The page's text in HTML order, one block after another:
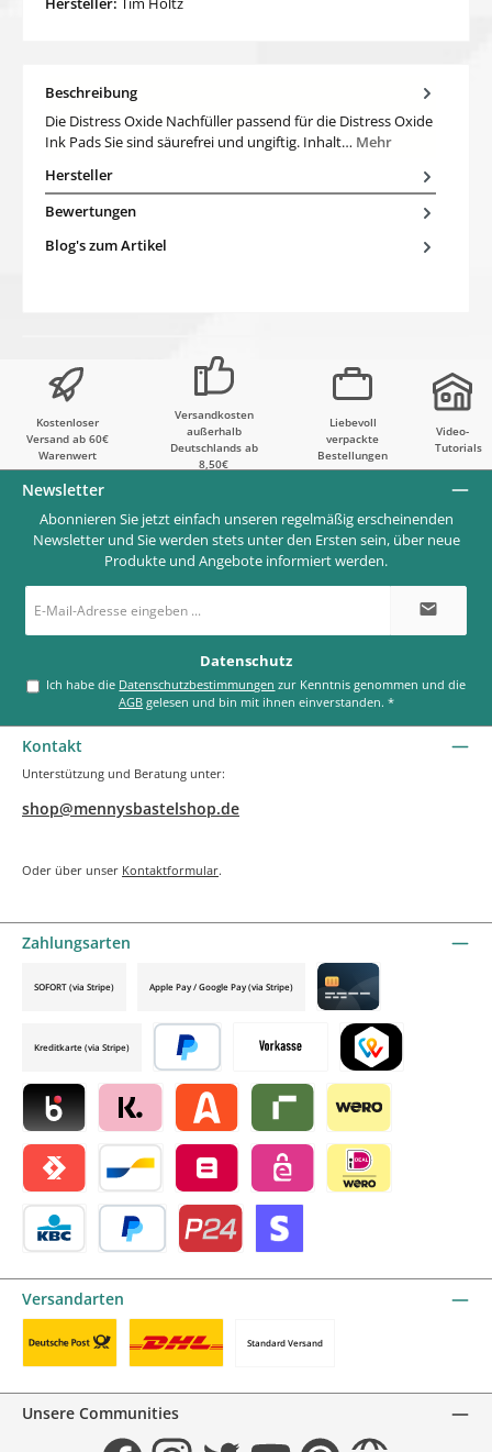
Beschreibung
Die Distress Oxide Nachfüller passend für die Distress Oxide
Ink Pads Sie sind säurefrei und ungiftig. Inhalt… Mehr
Hersteller
Bewertungen
Blog's zum Artikel
Kostenloser
Versand ab 60€
Warenwert
Versandkosten
außerhalb
Deutschlands ab
8,50€
Liebevoll
verpackte
Bestellungen
Video-
Tutorials
Newsletter
Abonnieren Sie jetzt einfach unseren regelmäßig erscheinenden
Newsletter und Sie werden stets unter den Ersten sein, über neue
Produkte und Angebote informiert werden.
E-
Mail-
*
Datenschutz
Ich habe die Datenschutzbestimmungen
AGB gelesen und bin mit ihnen einverstanden.*
Kontakt
Unterstützung und Beratung unter:
shop@mennysbastelshop.de
Oder über unser Kontaktformular.
Zahlungsarten
Vorkasse TWINT by mollie
Blik by mollieKlarna by mollieAlma by mollieRiverty by mollie
Wero
Satispay by mollieBancontact by mollie
Belfius by mollieeps by mollie
SOFORT (via Stripe) Apple Pay / Google Pay (via Stripe)
Credit card by mollie
Kreditkarte (via Stripe)
Später bezahlen
Versandarten
Standard Versand
Unsere Communities